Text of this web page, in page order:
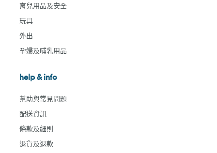
育兒用品及安全
玩具
外出
孕婦及哺乳用品
help & info
幫助與常見問題
配送資訊
條款及細則
退貨及退款